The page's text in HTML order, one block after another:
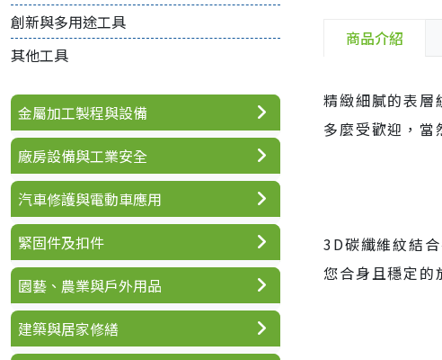
商品介紹
精緻細膩的表層
多麼受歡迎，
3D碳纖維紋結
您合身且穩定的
創新與多用途工具
其他工具
金屬加工製程與設備
廠房設備與工業安全
汽車修護與電動車應用
緊固件及扣件
園藝、農業與戶外用品
建築與居家修繕